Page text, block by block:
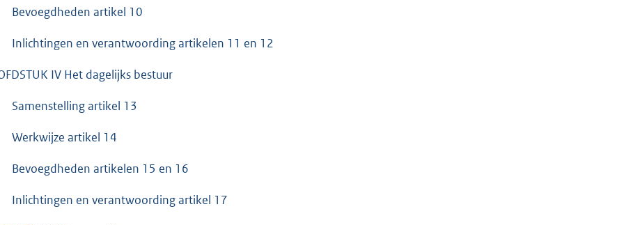
Bevoegdheden artikel 10
Inlichtingen en verantwoording artikelen 11 en 12
IV Het dagelijks bestuur
Samenstelling artikel 13
Werkwijze artikel 14
Bevoegdheden artikelen 15 en 16
Inlichtingen en verantwoording artikel 17